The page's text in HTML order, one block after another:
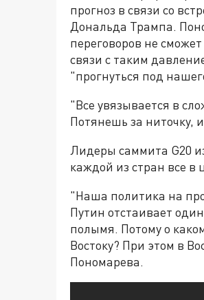
прогноз в связи со
Дональда Трампа.
переговоров не
связи с таким
"прогнуться под
"Все увязывается в
Потянешь за ниточку,
Лидеры саммита G20
каждой из стран все в
"Наша политика на
Путин отстаивает
полымя. Потому о
Востоку? При этом в
Пономарева.